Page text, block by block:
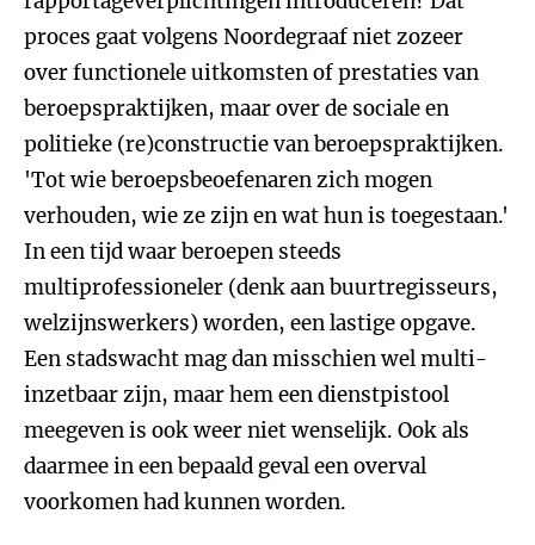
proces gaat volgens Noordegraaf niet zozeer
over functionele uitkomsten of prestaties van
beroepspraktijken, maar over de sociale en
politieke (re)constructie van beroepspraktijken.
'Tot wie beroepsbeoefenaren zich mogen
verhouden, wie ze zijn en wat hun is toegestaan.'
In een tijd waar beroepen steeds
multiprofessioneler (denk aan buurtregisseurs,
welzijnswerkers) worden, een lastige opgave.
Een stadswacht mag dan misschien wel multi-
inzetbaar zijn, maar hem een dienstpistool
meegeven is ook weer niet wenselijk. Ook als
daarmee in een bepaald geval een overval
voorkomen had kunnen worden.